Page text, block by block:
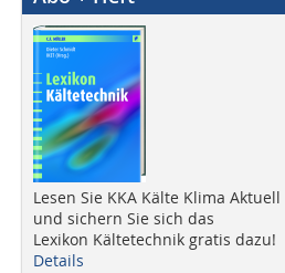
Lesen Sie KKA Kälte Klima Aktuell
und sichern Sie sich das
Lexikon Kältetechnik gratis dazu!
Details